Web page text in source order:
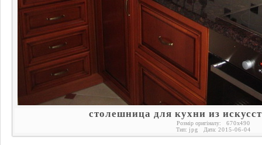
столешница для кухни из
Розмір оригіналу: 670x490
Тип: jpg Дата: 2015-06-04